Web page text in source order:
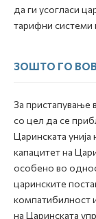
Контакт
да ги усогласи
тарифни системи
ЗОШТО ГО
За
со цел да се
Царинската
капацитет на
особено во
царинските
компатибилност
на Царинската